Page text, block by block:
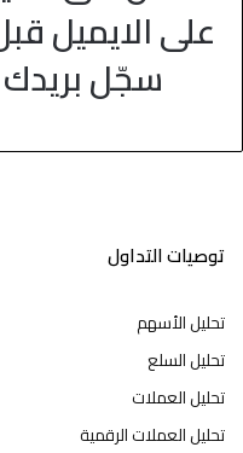
على الايميل
سجّل بريدك
توصيات التداول
تحليل الأسهم
تحليل السلع
تحليل العملات
تحليل العملات الرقمية